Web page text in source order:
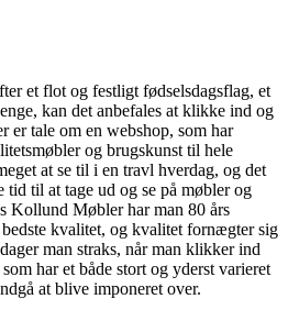
et flot og festligt fødselsdagsflag, et
kan det anbefales at klikke ind og
er tale om en webshop, som har
og brugskunst til hele
at se til i en travl hverdag, og det
til at tage ud og se på møbler og
Kollund Møbler har man 80 års
kvalitet, og kvalitet fornægter sig
man straks, når man klikker ind
har et både stort og yderst varieret
at blive imponeret over.